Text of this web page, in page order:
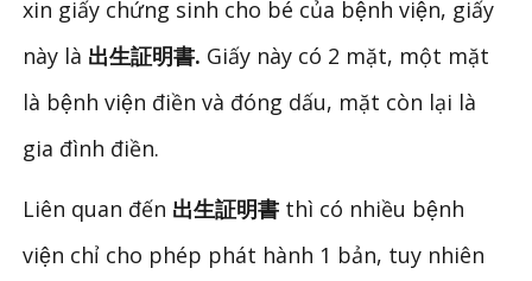
xin giấy chứng sinh cho bé của bệnh viện, giấy
này là 出生証明書. Giấy này có 2 mặt, một mặt
là bệnh viện điền và đóng dấu, mặt còn lại là
gia đình điền.
Liên quan đến 出生証明書 thì có nhiều bệnh
viện chỉ cho phép phát hành 1 bản, tuy nhiên